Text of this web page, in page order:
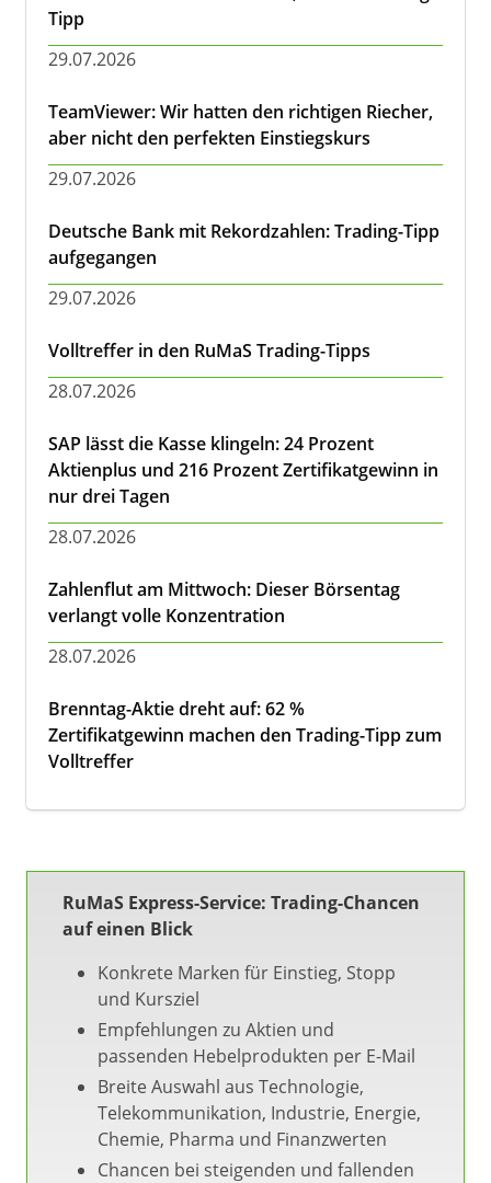
Tipp
29.07.2026
TeamViewer: Wir hatten den richtigen Riecher,
aber nicht den perfekten Einstiegskurs
29.07.2026
Deutsche Bank mit Rekordzahlen: Trading-Tipp
aufgegangen
29.07.2026
Volltreffer in den RuMaS Trading-Tipps
28.07.2026
SAP lässt die Kasse klingeln: 24 Prozent
Aktienplus und 216 Prozent Zertifikatgewinn in
nur drei Tagen
28.07.2026
Zahlenflut am Mittwoch: Dieser Börsentag
verlangt volle Konzentration
28.07.2026
Brenntag-Aktie dreht auf: 62 %
Zertifikatgewinn machen den Trading-Tipp zum
Volltreffer
RuMaS Express-Service: Trading-Chancen
auf einen Blick
Konkrete Marken für Einstieg, Stopp
und Kursziel
Empfehlungen zu Aktien und
passenden Hebelprodukten per E-Mail
Breite Auswahl aus Technologie,
Telekommunikation, Industrie, Energie,
Chemie, Pharma und Finanzwerten
Chancen bei steigenden und fallenden